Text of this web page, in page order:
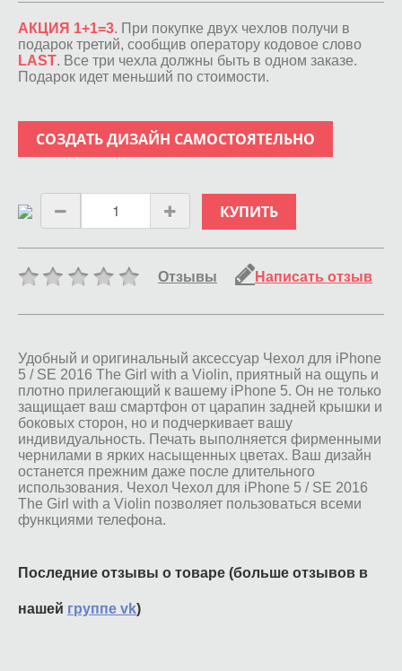
АКЦИЯ 1+1=3. При покупке двух чехлов получи в
подарок третий, сообщив оператору кодовое слово
LAST. Все три чехла должны быть в одном заказе.
Подарок идет меньший по стоимости.
СОЗДАТЬ ДИЗАЙН САМОСТОЯТЕЛЬНО
КУПИТЬ
Отзывы Написать отзыв
Удобный и оригинальный аксессуар Чехол для iPhone
5 / SE 2016 The Girl with a Violin, приятный на ощупь и
плотно прилегающий к вашему iPhone 5. Он не только
защищает ваш смартфон от царапин задней крышки и
боковых сторон, но и подчеркивает вашу
индивидуальность. Печать выполняется фирменными
чернилами в ярких насыщенных цветах. Ваш дизайн
останется прежним даже после длительного
использования. Чехол Чехол для iPhone 5 / SE 2016
The Girl with a Violin позволяет пользоваться всеми
функциями телефона.
Последние отзывы о товаре (больше отзывов в
нашей группе vk)